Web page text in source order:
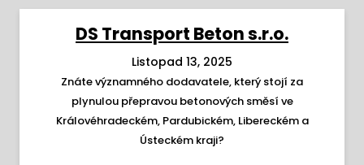
DS Transport Beton s.r.o.
Listopad 13, 2025
Znáte významného dodavatele, který stojí za
plynulou přepravou betonových směsí ve
Královéhradeckém, Pardubickém, Libereckém a
Ústeckém kraji?